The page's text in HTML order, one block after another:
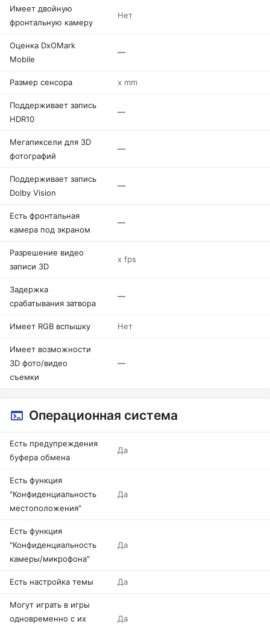
Имеет двойную
фронтальную камеру
Нет
Оценка DxOMark
Mobile
—
Размер сенсора x mm
Поддерживает запись
HDR10
—
Мегапиксели для 3D
фотографий
—
Поддерживает запись
Dolby Vision
—
Есть фронтальная
камера под экраном
—
Разрешение видео
записи 3D
x fps
Задержка
срабатывания затвора
—
Имеет RGB вспышку Нет
Имеет возможности
3D фото/видео
съемки
—
Операционная система
Есть предупреждения
буфера обмена
Да
Есть функция
"Конфиденциальность
местоположения"
Да
Есть функция
"Конфиденциальность
камеры/микрофона"
Да
Есть настройка темы Да
Могут играть в игры
одновременно с их
Да